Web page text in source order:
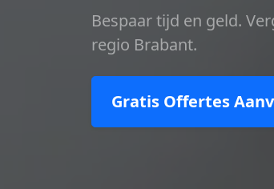
Bespaar tijd en geld.
regio Brabant.
Gratis Offertes